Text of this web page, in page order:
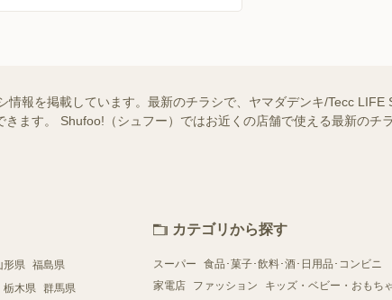
情報を掲載しています。最新のチラシで、ヤマダデンキ/Tecc LIFE
ます。 Shufoo!（シュフー）ではお近くの店舗で使える最新のチ
形県 福島県
栃木県 群馬県
カテゴリから探す
スーパー 食品･菓子･飲料･酒･日用品･コンビニ
家電店
ファッション キッズ・ベビー・おもち